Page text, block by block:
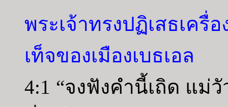
พระเจ้าทรงปฏิเสธเค
เท็จของเมืองเบธเอล
4:1 “จงฟังคำนี้เถิด แม่